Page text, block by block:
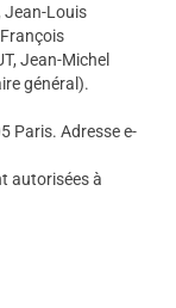
Jean-Louis
François
Jean-Michel
général).
Paris. Adresse e-
autorisées à